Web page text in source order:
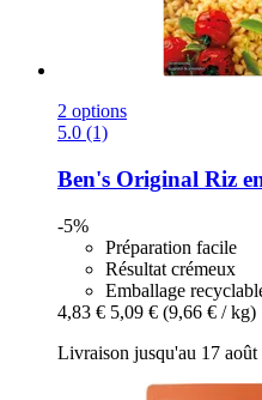
2 options
5.0 (1)
Ben's Original Riz
-5%
Préparation facile
Résultat crémeux
Emballage
4,83 € 5,09 € (9,66 € / kg)
Livraison jusqu'au 17 août